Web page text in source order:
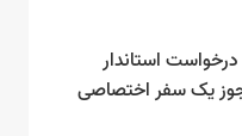
استاندار
یک سفر اختصاصی